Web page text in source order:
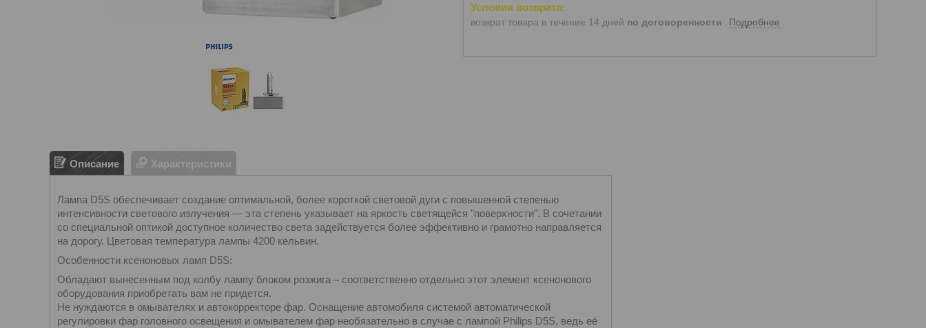
возврат товара в течение 14 дней по договоренности Подробнее
Описание Характеристики
Лампа D5S обеспечивает создание оптимальной, более короткой световой дуги с повышенной степенью
интенсивности светового излучения — эта степень указывает на яркость светящейся "поверхности". В сочетании
со специальной оптикой доступное количество света задействуется более эффективно и грамотно направляется
на дорогу. Цветовая температура лампы 4200 кельвин.
Особенности ксеноновых ламп D5S:
Обладают вынесенным под колбу лампу блоком розжига – соответственно отдельно этот элемент ксенонового
оборудования приобретать вам не придется.
Не нуждаются в омывателях и автокорректоре фар. Оснащение автомобиля системой автоматической
регулировки фар головного освещения и омывателем фар необязательно в случае с лампой Philips D5S, ведь её